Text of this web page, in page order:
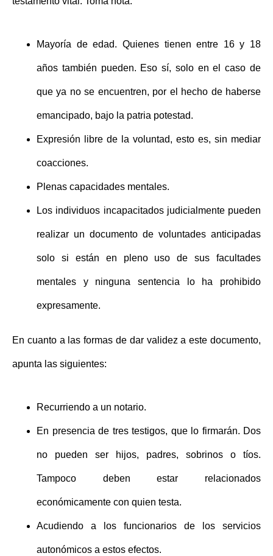
Mayoría de edad. Quienes tienen entre 16 y 18
años también pueden. Eso sí, solo en el caso de
que ya no se encuentren, por el hecho de haberse
emancipado, bajo la patria potestad.
Expresión libre de la voluntad, esto es, sin mediar
coacciones.
Plenas capacidades mentales.
Los individuos incapacitados judicialmente pueden
realizar un documento de voluntades anticipadas
solo si están en pleno uso de sus facultades
mentales y ninguna sentencia lo ha prohibido
expresamente.
En cuanto a las formas de dar validez a este documento,
apunta las siguientes:
Recurriendo a un notario.
En presencia de tres testigos, que lo firmarán. Dos
no pueden ser hijos, padres, sobrinos o tíos.
Tampoco deben estar relacionados
económicamente con quien testa.
Acudiendo a los funcionarios de los servicios
autonómicos a estos efectos.